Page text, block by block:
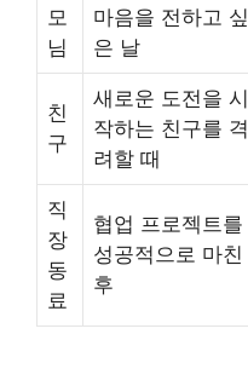
모
님
마음을 전하고 싶
은 날
친
구
새로운 도전을 시
작하는 친구를 격
려할 때
직
장
동
료
협업 프로젝트를
성공적으로 마친
후